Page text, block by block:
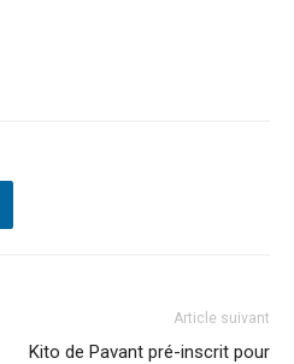
Article suivant
Kito de Pavant pré-inscrit pour